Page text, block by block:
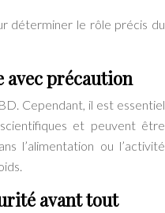
déterminer le rôle précis du
avec précaution
Cependant, il est essentiel
et peuvent être
l’alimentation ou l’activité
avant tout